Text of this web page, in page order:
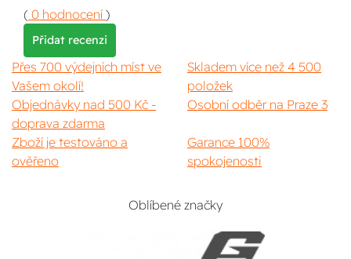
( 0 hodnocení )
Přidat recenzi
Přes 700 výdejních míst ve
Vašem okolí!
Skladem více než 4 500
položek
Objednávky nad 500 Kč -
doprava zdarma
Osobní odběr na Praze 3
Zboží je testováno a
ověřeno
Garance 100%
spokojenosti
Oblíbené značky